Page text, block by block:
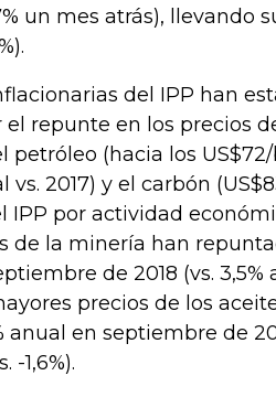
un mes atrás), llevando
del IPP han
repunte en los precios
(hacia los
vs. 2017) y el carbón
IPP por actividad
de la minería han
de 2018 (vs. 3,5%
precios de los
en septiembre de
-1,6%).